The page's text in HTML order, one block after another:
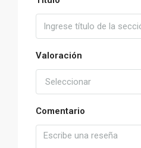
Valoración
Seleccionar
Comentario